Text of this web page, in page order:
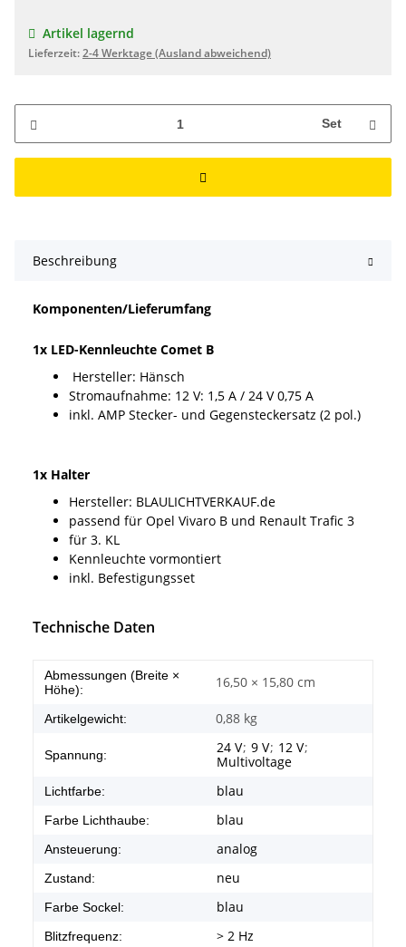
Artikel lagernd
Lieferzeit:2-4 Werktage(Ausland abweichend)
Set
Beschreibung
Komponenten/Lieferumfang
1x LED-Kennleuchte Comet B
Hersteller: Hänsch
Stromaufnahme: 12 V: 1,5 A / 24 V 0,75 A
inkl. AMP Stecker- und Gegensteckersatz (2 pol.)
1x Halter
Hersteller: BLAULICHTVERKAUF.de
passend für Opel Vivaro B und Renault Trafic 3
für 3. KL
Kennleuchte vormontiert
inkl. Befestigungsset
Technische Daten
Abmessungen (Breite ×
Höhe):
16,50 × 15,80 cm
Artikelgewicht: 0,88 kg
Spannung: 24 V; 9 V; 12 V;
Multivoltage
Lichtfarbe: blau
Farbe Lichthaube: blau
Ansteuerung: analog
Zustand: neu
Farbe Sockel: blau
Blitzfrequenz: > 2 Hz